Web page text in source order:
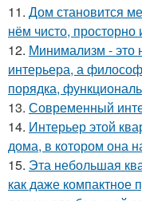
11. Дом становится
нём чисто, просторно
12. Минимализм - это
интерьера, а
порядка,
13. Современный
14. Интерьер этой
дома, в котором она
15. Эта небольшая
как даже компактное